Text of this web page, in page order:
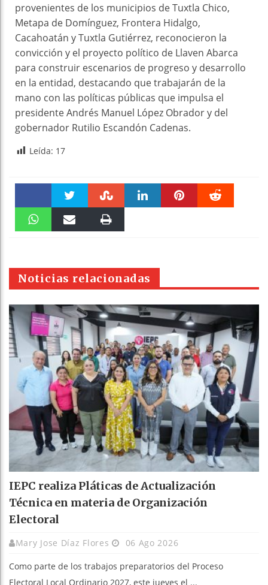
provenientes de los municipios de Tuxtla Chico,
Metapa de Domínguez, Frontera Hidalgo,
Cacahoatán y Tuxtla Gutiérrez, reconocieron la
convicción y el proyecto político de Llaven Abarca
para construir escenarios de progreso y desarrollo
en la entidad, destacando que trabajarán de la
mano con las políticas públicas que impulsa el
presidente Andrés Manuel López Obrador y del
gobernador Rutilio Escandón Cadenas.
Leída: 17
Faceboo Twitter Stumble
pt
Noticias relacionadas
IEPC realiza Pláticas de Actualización
Técnica en materia de Organización
Electoral
Mary Jose Díaz Flores 06 Ago 2026
Como parte de los trabajos preparatorios del Proceso
Electoral Local Ordinario 2027, este jueves el ...